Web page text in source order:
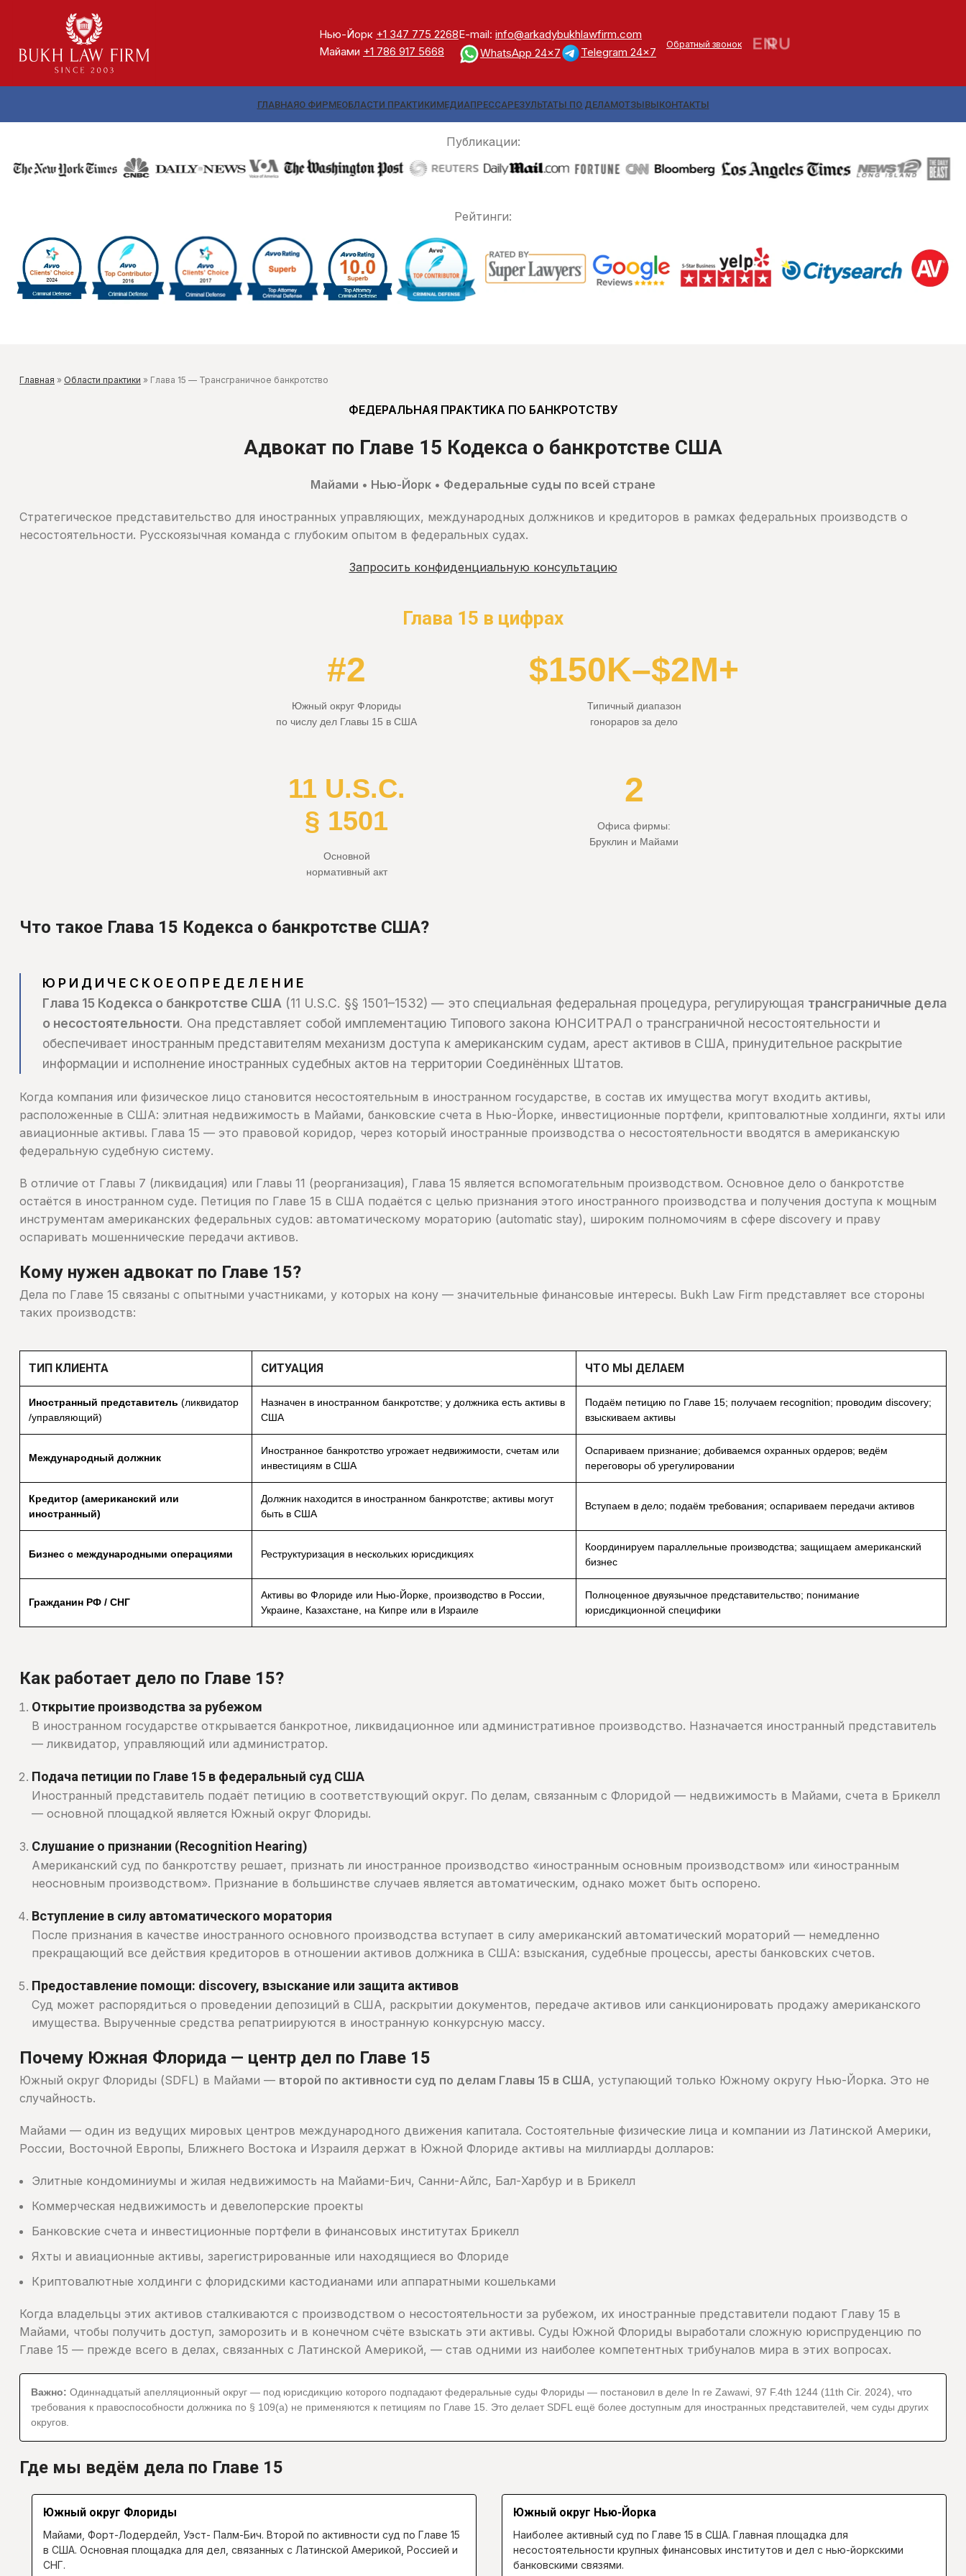
Нью-Йорк +1 347 775 2268
Майами +1 786 917 5668
E-mail: info@arkadybukhlawfirm.com
WhatsApp 24x7
Telegram 24x7
Обратный звонок
ГЛАВНАЯО ФИРМЕОБЛАСТИ ПРАКТИКИМЕДИАПРЕССАРЕЗУЛЬТАТЫ ПО ДЕЛАМОТЗЫВЫКОНТАКТЫ
Публикации:
Рейтинги:
Главная » Области практики » Глава 15 — Трансграничное банкротство
ФЕДЕРАЛЬНАЯ ПРАКТИКА ПО БАНКРОТСТВУ
Адвокат по Главе 15 Кодекса о банкротстве США
Майами • Нью-Йорк • Федеральные суды по всей стране
Стратегическое представительство для иностранных управляющих, международных должников и кредиторов в рамках федеральных производств о
несостоятельности. Русскоязычная команда с глубоким опытом в федеральных судах.
Запросить конфиденциальную консультацию
Глава 15 в цифрах
#2
Южный округ Флориды
по числу дел Главы 15 в США
$150K–$2M+
Типичный диапазон
гонораров за дело
11 U.S.C.
§ 1501
Основной
нормативный акт
2
Офиса фирмы:
Бруклин и Майами
Что такое Глава 15 Кодекса о банкротстве США?
Ю Р И Д И Ч Е С К О Е О П Р Е Д Е Л Е Н И Е
Глава 15 Кодекса о банкротстве США (11 U.S.C. §§ 1501–1532) — это специальная федеральная процедура, регулирующая трансграничные дела
о несостоятельности. Она представляет собой имплементацию Типового закона ЮНСИТРАЛ о трансграничной несостоятельности и
обеспечивает иностранным представителям механизм доступа к американским судам, арест активов в США, принудительное раскрытие
информации и исполнение иностранных судебных актов на территории Соединённых Штатов.
Когда компания или физическое лицо становится несостоятельным в иностранном государстве, в состав их имущества могут входить активы,
расположенные в США: элитная недвижимость в Майами, банковские счета в Нью-Йорке, инвестиционные портфели, криптовалютные холдинги, яхты или
авиационные активы. Глава 15 — это правовой коридор, через который иностранные производства о несостоятельности вводятся в американскую
федеральную судебную систему.
В отличие от Главы 7 (ликвидация) или Главы 11 (реорганизация), Глава 15 является вспомогательным производством. Основное дело о банкротстве
остаётся в иностранном суде. Петиция по Главе 15 в США подаётся с целью признания этого иностранного производства и получения доступа к мощным
инструментам американских федеральных судов: автоматическому мораторию (automatic stay), широким полномочиям в сфере discovery и праву
оспаривать мошеннические передачи активов.
Кому нужен адвокат по Главе 15?
Дела по Главе 15 связаны с опытными участниками, у которых на кону — значительные финансовые интересы. Bukh Law Firm представляет все стороны
таких производств:
ТИП КЛИЕНТА СИТУАЦИЯ ЧТО МЫ ДЕЛАЕМ
Иностранный представитель (ликвидатор
/управляющий)
Назначен в иностранном банкротстве; у должника есть активы в
США
Подаём петицию по Главе 15; получаем recognition; проводим discovery;
взыскиваем активы
Международный должник
Иностранное банкротство угрожает недвижимости, счетам или
инвестициям в США
Оспариваем признание; добиваемся охранных ордеров; ведём
переговоры об урегулировании
Кредитор (американский или
иностранный)
Должник находится в иностранном банкротстве; активы могут
быть в США
Вступаем в дело; подаём требования; оспариваем передачи активов
Бизнес с международными операциями Реструктуризация в нескольких юрисдикциях
Координируем параллельные производства; защищаем американский
бизнес
Гражданин РФ / СНГ
Активы во Флориде или Нью-Йорке, производство в России,
Украине, Казахстане, на Кипре или в Израиле
Полноценное двуязычное представительство; понимание
юрисдикционной специфики
Как работает дело по Главе 15?
Открытие производства за рубежом
В иностранном государстве открывается банкротное, ликвидационное или административное производство. Назначается иностранный представитель
— ликвидатор, управляющий или администратор.
Подача петиции по Главе 15 в федеральный суд США
Иностранный представитель подаёт петицию в соответствующий округ. По делам, связанным с Флоридой — недвижимость в Майами, счета в Брикелл
— основной площадкой является Южный округ Флориды.
Слушание о признании (Recognition Hearing)
Американский суд по банкротству решает, признать ли иностранное производство «иностранным основным производством» или «иностранным
неосновным производством». Признание в большинстве случаев является автоматическим, однако может быть оспорено.
Вступление в силу автоматического моратория
После признания в качестве иностранного основного производства вступает в силу американский автоматический мораторий — немедленно
прекращающий все действия кредиторов в отношении активов должника в США: взыскания, судебные процессы, аресты банковских счетов.
Предоставление помощи: discovery, взыскание или защита активов
Суд может распорядиться о проведении депозиций в США, раскрытии документов, передаче активов или санкционировать продажу американского
имущества. Вырученные средства репатриируются в иностранную конкурсную массу.
Почему Южная Флорида — центр дел по Главе 15
Южный округ Флориды (SDFL) в Майами — второй по активности суд по делам Главы 15 в США, уступающий только Южному округу Нью-Йорка. Это не
случайность.
Майами — один из ведущих мировых центров международного движения капитала. Состоятельные физические лица и компании из Латинской Америки,
России, Восточной Европы, Ближнего Востока и Израиля держат в Южной Флориде активы на миллиарды долларов:
Элитные кондоминиумы и жилая недвижимость на Майами-Бич, Санни-Айлс, Бал-Харбур и в Брикелл
Коммерческая недвижимость и девелоперские проекты
Банковские счета и инвестиционные портфели в финансовых институтах Брикелл
Яхты и авиационные активы, зарегистрированные или находящиеся во Флориде
Криптовалютные холдинги с флоридскими кастодианами или аппаратными кошельками
Когда владельцы этих активов сталкиваются с производством о несостоятельности за рубежом, их иностранные представители подают Главу 15 в
Майами, чтобы получить доступ, заморозить и в конечном счёте взыскать эти активы. Суды Южной Флориды выработали сложную юриспруденцию по
Главе 15 — прежде всего в делах, связанных с Латинской Америкой, — став одними из наиболее компетентных трибуналов мира в этих вопросах.
Важно: Одиннадцатый апелляционный округ — под юрисдикцию которого подпадают федеральные суды Флориды — постановил в деле In re Zawawi, 97 F.4th 1244 (11th Cir. 2024), что
требования к правоспособности должника по § 109(a) не применяются к петициям по Главе 15. Это делает SDFL ещё более доступным для иностранных представителей, чем суды других
округов.
Где мы ведём дела по Главе 15
Южный округ Флориды
Майами, Форт-Лодердейл, Уэст- Палм-Бич. Второй по активности суд по Главе 15
в США. Основная площадка для дел, связанных с Латинской Америкой, Россией и
СНГ.
Южный округ Нью-Йорка
Наиболее активный суд по Главе 15 в США. Главная площадка для
несостоятельности крупных финансовых институтов и дел с нью-йоркскими
банковскими связями.